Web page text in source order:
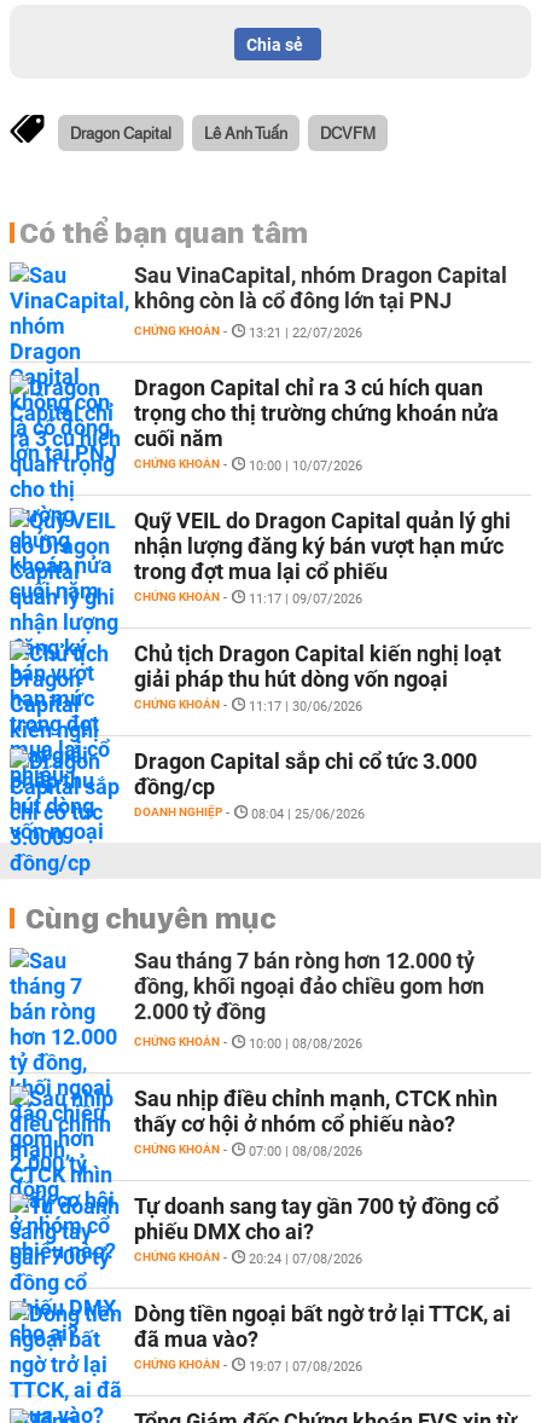
Chia sẻ
Dragon Capital Lê Anh Tuấn DCVFM
Có thể bạn quan tâm
Sau VinaCapital, nhóm Dragon Capital
không còn là cổ đông lớn tại PNJ
CHỨNG KHOÁN - 13:21 | 22/07/2026
Dragon Capital chỉ ra 3 cú hích quan
trọng cho thị trường chứng khoán nửa
cuối năm
CHỨNG KHOÁN - 10:00 | 10/07/2026
Quỹ VEIL do Dragon Capital quản lý ghi
nhận lượng đăng ký bán vượt hạn mức
trong đợt mua lại cổ phiếu
CHỨNG KHOÁN - 11:17 | 09/07/2026
Chủ tịch Dragon Capital kiến nghị loạt
giải pháp thu hút dòng vốn ngoại
CHỨNG KHOÁN - 11:17 | 30/06/2026
Dragon Capital sắp chi cổ tức 3.000
đồng/cp
DOANH NGHIỆP - 08:04 | 25/06/2026
Cùng chuyên mục
Sau tháng 7 bán ròng hơn 12.000 tỷ
đồng, khối ngoại đảo chiều gom hơn
2.000 tỷ đồng
CHỨNG KHOÁN - 10:00 | 08/08/2026
Sau nhịp điều chỉnh mạnh, CTCK nhìn
thấy cơ hội ở nhóm cổ phiếu nào?
CHỨNG KHOÁN - 07:00 | 08/08/2026
Tự doanh sang tay gần 700 tỷ đồng cổ
phiếu DMX cho ai?
CHỨNG KHOÁN - 20:24 | 07/08/2026
Dòng tiền ngoại bất ngờ trở lại TTCK, ai
đã mua vào?
CHỨNG KHOÁN - 19:07 | 07/08/2026